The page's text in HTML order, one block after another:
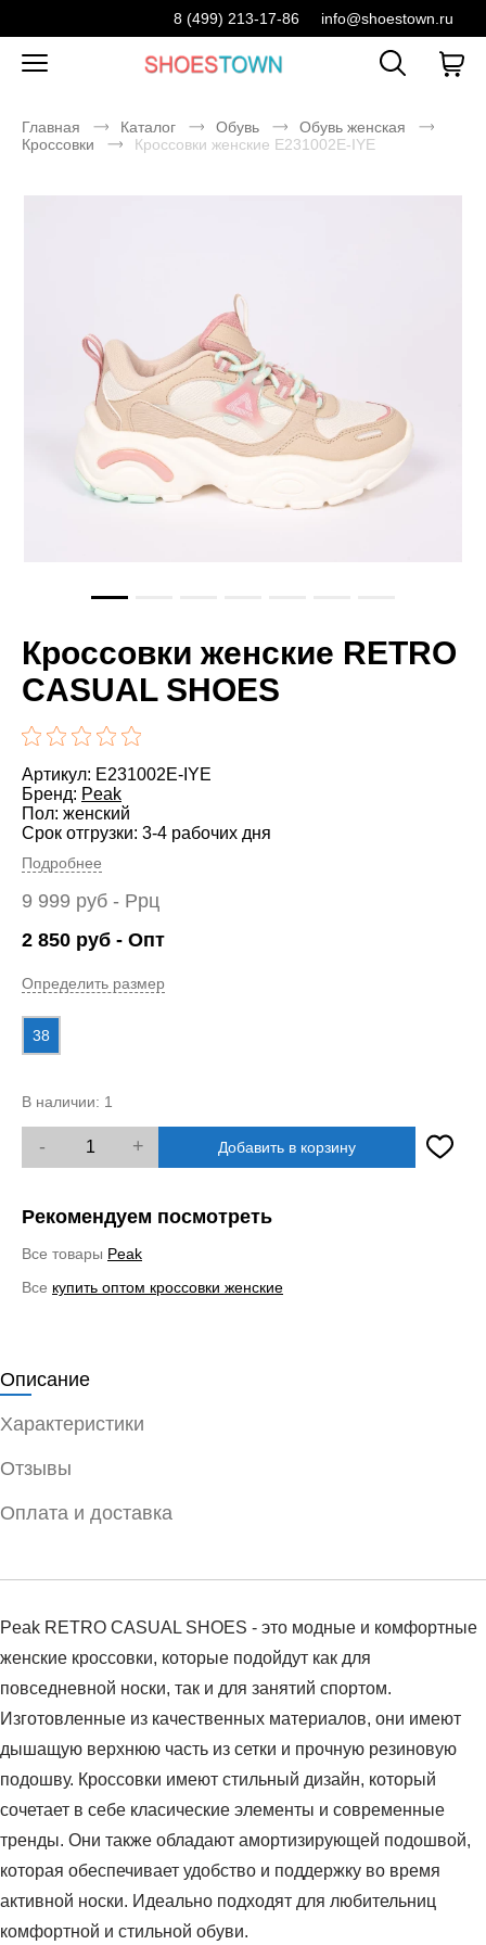
8 (499) 213-17-86 info@shoestown.ru
Главная Каталог Обувь
Обувь женская
Кроссовки
Кроссовки женские E231002E-IYE
Кроссовки женские RETRO
CASUAL SHOES
Артикул: E231002E-IYE
Бренд: Peak
Пол: женский
Срок отгрузки: 3-4 рабочих дня
Подробнее
9 999 руб - Ррц
2 850 руб - Опт
Определить размер
38
В наличии: 1
- + Добавить в корзину
Рекомендуем посмотреть
Все товары Peak
Все купить оптом кроссовки женские
Описание
Характеристики
Отзывы
Оплата и доставка
Peak RETRO CASUAL SHOES - это модные и комфортные
женские кроссовки, которые подойдут как для
повседневной носки, так и для занятий спортом.
Изготовленные из качественных материалов, они имеют
дышащую верхнюю часть из сетки и прочную резиновую
подошву. Кроссовки имеют стильный дизайн, который
сочетает в себе класические элементы и современные
тренды. Они также обладают амортизирующей подошвой,
которая обеспечивает удобство и поддержку во время
активной носки. Идеально подходят для любительниц
комфортной и стильной обуви.